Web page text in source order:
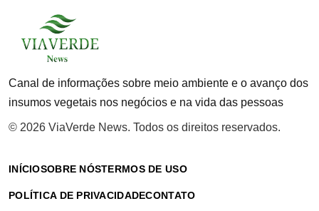
Canal de informações sobre meio ambiente e o avanço dos
insumos vegetais nos negócios e na vida das pessoas
© 2026 ViaVerde News. Todos os direitos reservados.
INÍCIOSOBRE NÓSTERMOS DE USO
POLÍTICA DE PRIVACIDADECONTATO